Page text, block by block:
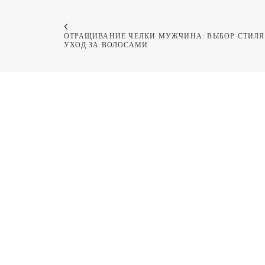
ОТРАЩИВАНИЕ ЧЕЛКИ МУЖЧИНА: ВЫБОР СТИЛЯ
УХОД ЗА ВОЛОСАМИ